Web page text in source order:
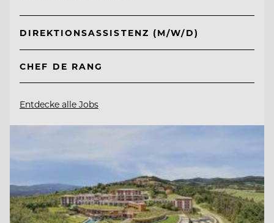
DIREKTIONSASSISTENZ (M/W/D)
CHEF DE RANG
Entdecke alle Jobs